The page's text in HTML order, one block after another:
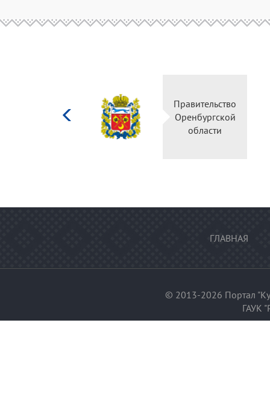
культуры
Российской
Правительство
Оренбургской
области
ГЛАВНАЯ
© 2013-2026 Портал
ГАУК